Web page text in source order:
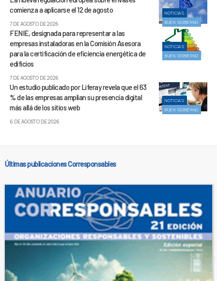
NOTICIAS
BUEN GOBIERNO
comienza a aplicarse el 12 de agosto
7 DE AGOSTO DE 2026
NOTICIAS
BUEN GOBIERNO
FENIE, designada para representar a las
empresas instaladoras en la Comisión Asesora
para la certificación de eficiencia energética de
edificios
7 DE AGOSTO DE 2026
NOTICIAS
BUEN GOBIERNO
Un estudio publicado por Liferay revela que el 63
% de las empresas amplían su presencia digital
más allá de los sitios web
6 DE AGOSTO DE 2026
Últimas publicaciones Corresponsables